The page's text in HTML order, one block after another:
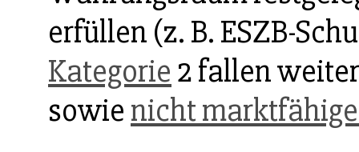
erfüllen (z. B. ESZB-
Kategorie 2 fallen
sowie nicht